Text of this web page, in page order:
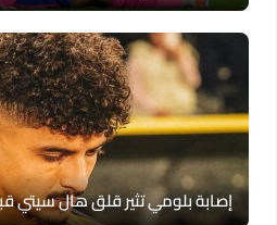
إصابة بلومي تثير قلق هال سيتي قبل